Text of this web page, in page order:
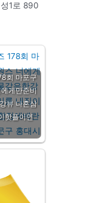
1로 890
회 마포구
게만준비
뷰 나혼삼
핫플이연